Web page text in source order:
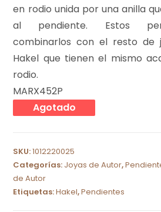
en rodio unida por una anilla
al pendiente. Estos
combinarlos con el resto de
Hakel que tienen el mismo
rodio.
MARX452P
Agotado
SKU:1012220025
Categorías: Joyas de Autor,
de Autor
Etiquetas:Hakel,Pendientes